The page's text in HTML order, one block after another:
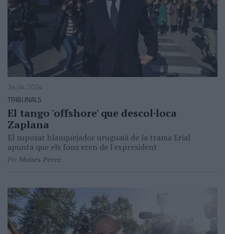
24.04.2024
TRIBUNALS
El tango 'offshore' que descol·loca
Zaplana
El suposat blanquejador uruguaià de la trama Erial
apunta que els fons eren de l'expresident
PerMoisés Pérez